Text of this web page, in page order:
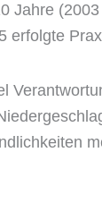
erfolgte